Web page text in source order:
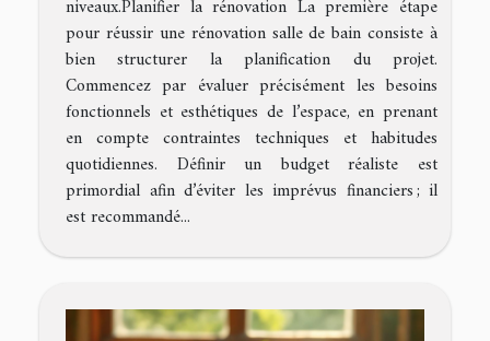
niveaux.Planifier la rénovation La première étape
pour réussir une rénovation salle de bain consiste à
bien structurer la planification du projet.
Commencez par évaluer précisément les besoins
fonctionnels et esthétiques de l’espace, en prenant
en compte contraintes techniques et habitudes
quotidiennes. Définir un budget réaliste est
primordial afin d’éviter les imprévus financiers ; il
est recommandé...